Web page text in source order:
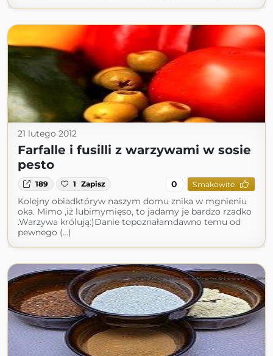
21 lutego 2012
Farfalle i fusilli z warzywami w sosie
pesto
189 1 Zapisz 0 Smakowite
Kolejny obiadktóryw naszym domu znika w mgnieniu
oka. Mimo ,iż lubimymięso, to jadamy je bardzo rzadko
.Warzywa królują:)Danie topoznałamdawno temu od
pewnego (...)